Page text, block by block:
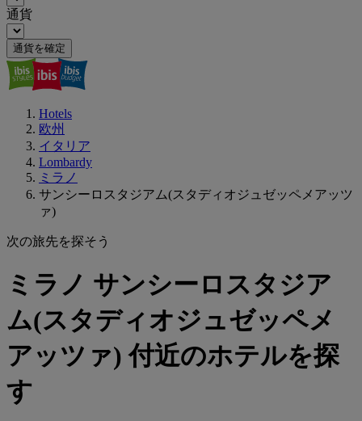
通貨
通貨を確定
Hotels
欧州
イタリア
Lombardy
ミラノ
サンシーロスタジアム(スタディオジュゼッペメアッツ
ァ)
次の旅先を探そう
ミラノ サンシーロスタジア
ム(スタディオジュゼッペメ
アッツァ) 付近のホテルを探
す